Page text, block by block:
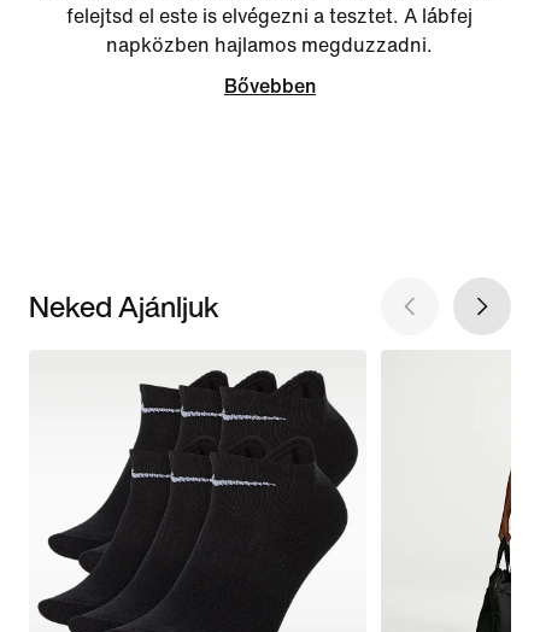
felejtsd el este is elvégezni a tesztet. A lábfej
napközben hajlamos megduzzadni.
Bővebben
Neked Ajánljuk